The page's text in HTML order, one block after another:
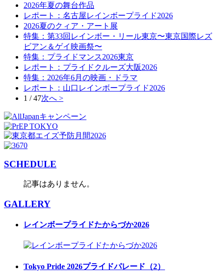
2026年夏の舞台作品
レポート：名古屋レインボープライド2026
2026夏のクィア・アート展
特集：第33回レインボー・リール東京〜東京国際レズ
ビアン＆ゲイ映画祭〜
特集：プライドマンス2026東京
レポート：プライドクルーズ大阪2026
特集：2026年6月の映画・ドラマ
レポート：山口レインボープライド2026
1 / 47次へ >
SCHEDULE
記事はありません。
GALLERY
レインボープライドたからづか2026
Tokyo Pride 2026プライドパレード（2）